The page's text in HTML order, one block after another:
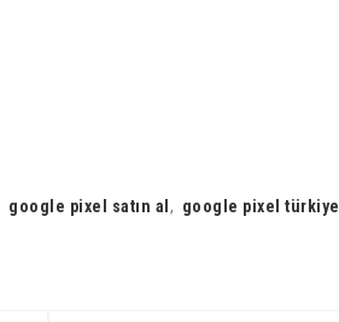
google pixel satın al , google pixel türkiye